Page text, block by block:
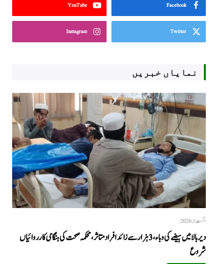
Facebook
YouTube
Twitter
Instagram
نمایاں خبریں
اگست 1, 2026
دیر بالا میں ہیضے کی وباء، 3 ہزار سے زائد افراد متاثر، محکمہ صحت کی ہنگامی کارروائیاں
شروع